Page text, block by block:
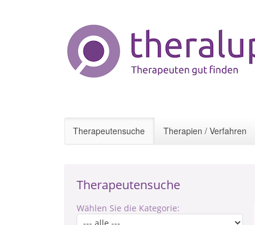
Therapeutensuche Therapien / Verfahren
Therapeutensuche
Wählen Sie die Kategorie: